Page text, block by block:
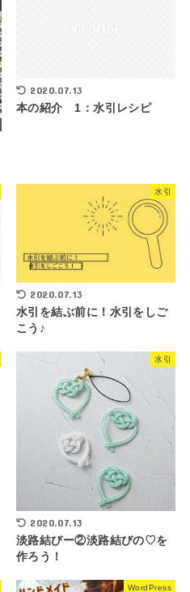
2020.07.13
本の紹介 1：水引レシピ
水引
2020.07.13
水引を結ぶ前に！水引をしご
こう♪
水引
2020.07.13
淡路結びー②淡路結びの♡を
作ろう！
WordPress